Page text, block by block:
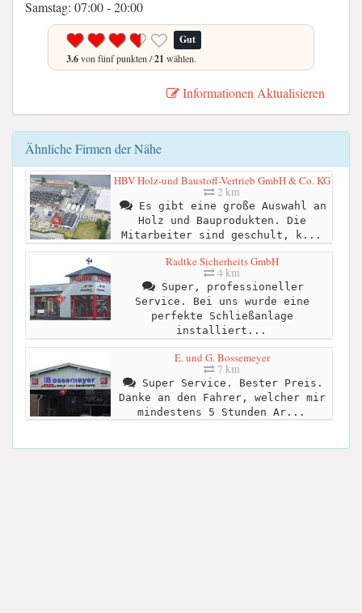
Samstag: 07:00 - 20:00
Gut
3.6von fünf punkten /21 wählen.
Informationen Aktualisieren
Ähnliche Firmen der Nähe
HBV Holz-und Baustoff-Vertrieb GmbH & Co. KG
2 km
Es gibt eine große Auswahl an
Holz und Bauprodukten. Die
Mitarbeiter sind geschult, k...
Radtke Sicherheits GmbH
4 km
Super, professioneller
Service. Bei uns wurde eine
perfekte Schließanlage
installiert...
E. und G. Bossemeyer
7 km
Super Service. Bester Preis.
Danke an den Fahrer, welcher mir
mindestens 5 Stunden Ar...